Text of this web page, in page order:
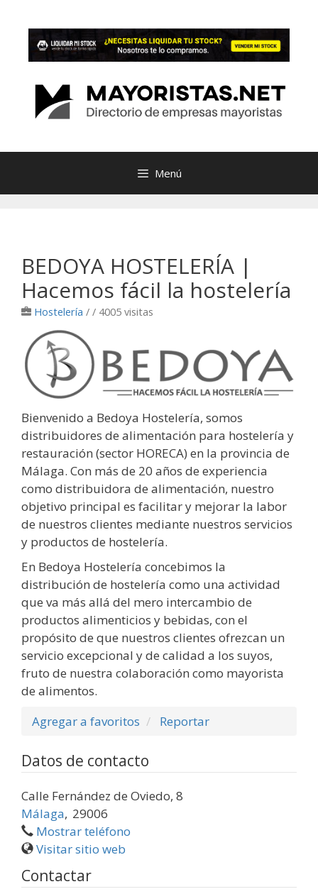
contenido
Menú
BEDOYA HOSTELERÍA |
Hacemos fácil la hostelería
Hostelería / / 4005 visitas
Bienvenido a Bedoya Hostelería, somos
distribuidores de alimentación para hostelería y
restauración (sector HORECA) en la provincia de
Málaga. Con más de 20 años de experiencia
como distribuidora de alimentación, nuestro
objetivo principal es facilitar y mejorar la labor
de nuestros clientes mediante nuestros servicios
y productos de hostelería.
En Bedoya Hostelería concebimos la
distribución de hostelería como una actividad
que va más allá del mero intercambio de
productos alimenticios y bebidas, con el
propósito de que nuestros clientes ofrezcan un
servicio excepcional y de calidad a los suyos,
fruto de nuestra colaboración como mayorista
de alimentos.
Agregar a favoritos
Reportar
Datos de contacto
Calle Fernández de Oviedo, 8
Málaga, 29006
Mostrar teléfono
Visitar sitio web
Contactar